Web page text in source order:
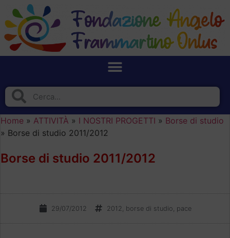
Home » ATTIVITÀ » I NOSTRI PROGETTI » Borse di studio
» Borse di studio 2011/2012
Borse di studio 2011/2012
29/07/2012 2012 borse di studio pace